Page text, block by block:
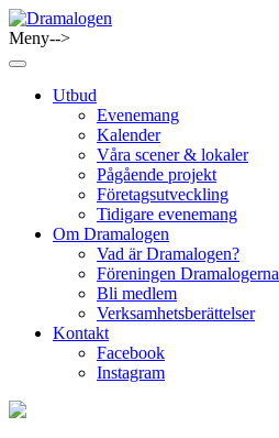
Skip
to
content
Meny-->
Utbud
Evenemang
Kalender
Våra scener & lokaler
Pågående projekt
Företagsutveckling
Tidigare evenemang
Om Dramalogen
Vad är Dramalogen?
Föreningen Dramalogerna
Bli medlem
Verksamhetsberättelser
Kontakt
Facebook
Instagram